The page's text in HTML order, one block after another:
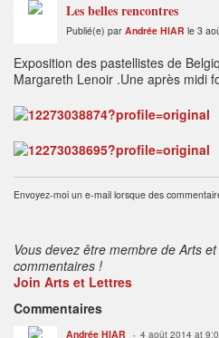
Les belles rencontres
Publié(e) par Andrée HIAR le 3
Exposition des pastellistes de
Margareth Lenoir .Une après midi
Envoyez-moi un e-mail lorsque des
Vous devez être membre de Arts
commentaires !
Join Arts et Lettres
Commentaires
Andrée HIAR 4 août 2014 at